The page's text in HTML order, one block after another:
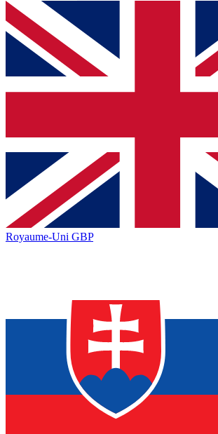
Royaume-Uni GBP